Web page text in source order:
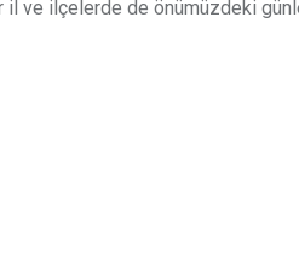
ve ilçelerde de önümüzdeki